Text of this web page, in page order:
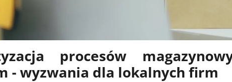
procesów
- wyzwania dla lokalnych firm